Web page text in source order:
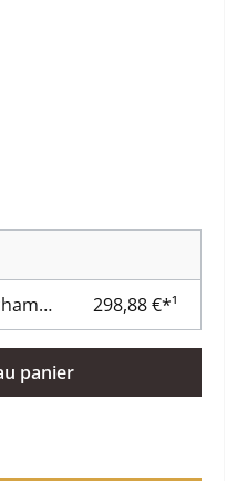
Contura 596T Style revêtement de chambre de combustion 298,88 €*¹
ou utilisez les boutons pour
panier